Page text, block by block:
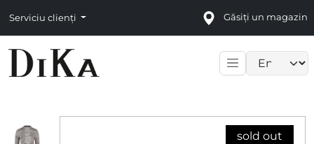
Serviciu clienți Găsiți un magazin
sold out